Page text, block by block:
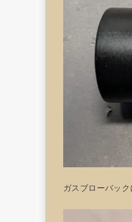
ガスブローバッ